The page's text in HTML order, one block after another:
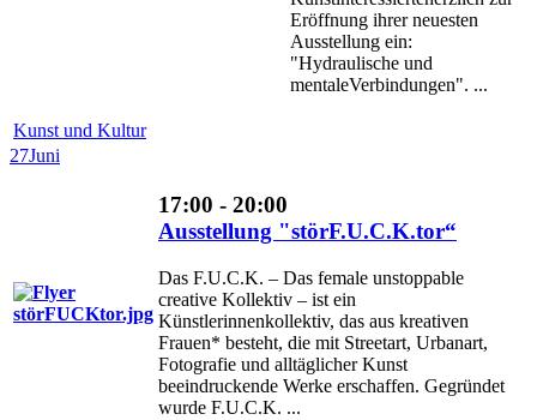
Eröffnung ihrer neuesten
Ausstellung ein:
"Hydraulische und
mentaleVerbindungen". ...
Kunst und Kultur
27Juni
17:00 - 20:00
Ausstellung "störF.U.C.K.tor“
Das F.U.C.K. – Das female unstoppable
creative Kollektiv – ist ein
Künstlerinnenkollektiv, das aus kreativen
Frauen* besteht, die mit Streetart, Urbanart,
Fotografie und alltäglicher Kunst
beeindruckende Werke erschaffen. Gegründet
wurde F.U.C.K. ...